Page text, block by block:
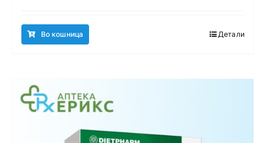
Во кошница Детали